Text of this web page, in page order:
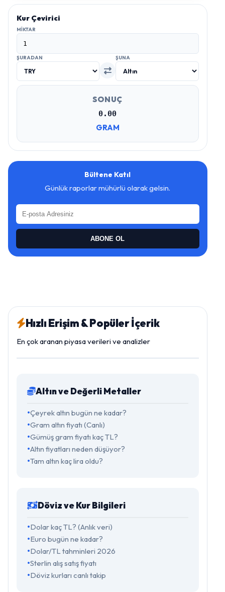
Kur Çevirici
MIKTAR
ŞURADAN ŞUNA
SONUÇ
0.00
GRAM
Bültene Katıl
Günlük raporlar mühürlü olarak gelsin.
ABONE OL
Hızlı Erişim & Popüler İçerik
En çok aranan piyasa verileri ve analizler
Altın ve Değerli Metaller
Çeyrek altın bugün ne kadar?
Gram altın fiyatı (Canlı)
Gümüş gram fiyatı kaç TL?
Altın fiyatları neden düşüyor?
Tam altın kaç lira oldu?
Döviz ve Kur Bilgileri
Dolar kaç TL? (Anlık veri)
Euro bugün ne kadar?
Dolar/TL tahminleri 2026
Sterlin alış satış fiyatı
Döviz kurları canlı takip